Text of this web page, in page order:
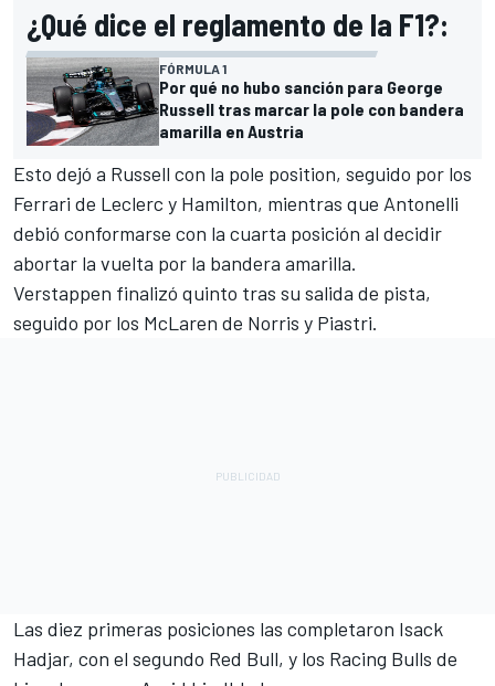
¿Qué dice el reglamento de la F1?:
FÓRMULA 1
Por qué no hubo sanción para George
Russell tras marcar la pole con bandera
amarilla en Austria
Esto dejó a Russell con la pole position, seguido por los
Ferrari de Leclerc y Hamilton, mientras que Antonelli
debió conformarse con la cuarta posición al decidir
abortar la vuelta por la bandera amarilla.
Verstappen finalizó quinto tras su salida de pista,
seguido por los McLaren de Norris y Piastri.
Las diez primeras posiciones las completaron Isack
Hadjar, con el segundo Red Bull, y los Racing Bulls de